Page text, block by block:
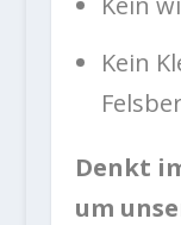
Kein
Denkt
um